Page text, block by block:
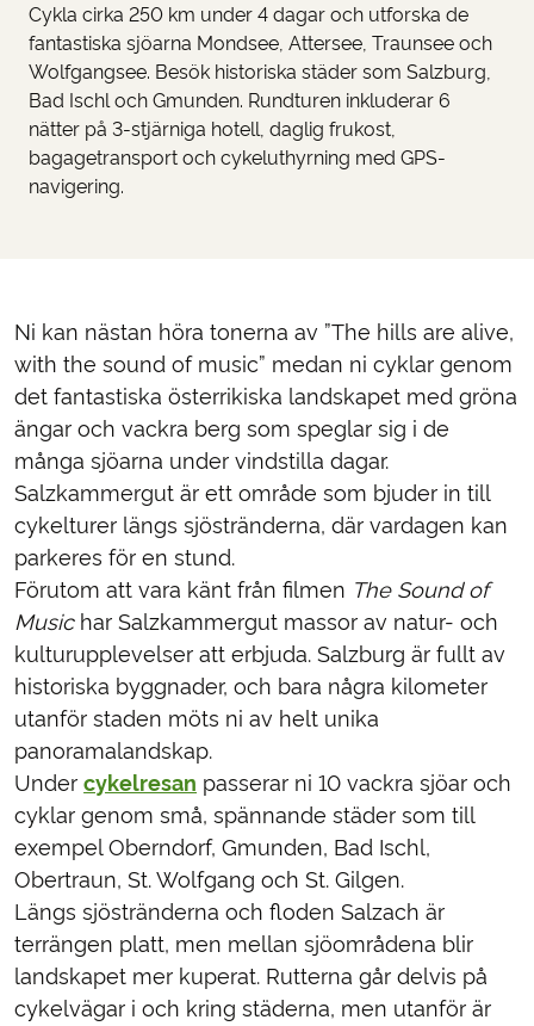
Cykla cirka 250 km under 4 dagar och utforska de
fantastiska sjöarna Mondsee, Attersee, Traunsee och
Wolfgangsee. Besök historiska städer som Salzburg,
Bad Ischl och Gmunden. Rundturen inkluderar 6
nätter på 3-stjärniga hotell, daglig frukost,
bagagetransport och cykeluthyrning med GPS-
navigering.
Ni kan nästan höra tonerna av ”The hills are alive,
with the sound of music” medan ni cyklar genom
det fantastiska österrikiska landskapet med gröna
ängar och vackra berg som speglar sig i de
många sjöarna under vindstilla dagar.
Salzkammergut är ett område som bjuder in till
cykelturer längs sjöstränderna, där vardagen kan
parkeres för en stund.
Förutom att vara känt från filmen The Sound of
Musichar Salzkammergut massor av natur- och
kulturupplevelser att erbjuda. Salzburg är fullt av
historiska byggnader, och bara några kilometer
utanför staden möts ni av helt unika
panoramalandskap.
Undercykelresan passerar ni 10 vackra sjöar och
cyklar genom små, spännande städer som till
exempel Oberndorf, Gmunden, Bad Ischl,
Obertraun, St. Wolfgang och St. Gilgen.
Längs sjöstränderna och floden Salzach är
terrängen platt, men mellan sjöområdena blir
landskapet mer kuperat. Rutterna går delvis på
cykelvägar i och kring städerna, men utanför är